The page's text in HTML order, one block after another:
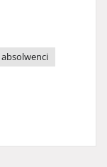
absolwenci